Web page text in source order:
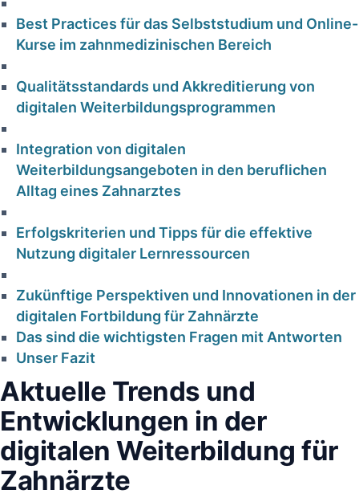
in
für
erstellt – warum
die PKV trotzdem
Fachanalyse für
Zahnärzte
18. Januar 2026
CONTINUE READING
Best Practices für das Selbststudium⁣ und Online-
Kurse im zahnmedizinischen Bereich
Qualitätsstandards und ​Akkreditierung von
digitalen Weiterbildungsprogrammen
Integration ⁤von digitalen​
Weiterbildungsangeboten in den beruflichen
⁢Alltag eines Zahnarztes
Erfolgskriterien und Tipps für die effektive
Nutzung digitaler Lernressourcen
Zukünftige Perspektiven und Innovationen in der
digitalen Fortbildung für Zahnärzte
Das sind die wichtigsten ⁣Fragen mit Antworten
Unser Fazit
Aktuelle Trends⁤ und
Entwicklungen in‌ der
digitalen Weiterbildung für
Zahnärzte